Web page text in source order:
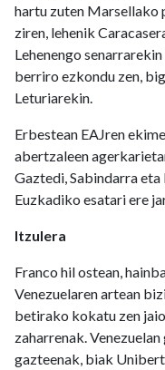
hartu zuten Marsellako
ziren, lehenik
Lehenengo
berriro ezkondu zen,
Leturiarekin.
Erbestean EAJren
abertzaleen
Gaztedi, Sabindarra
Euzkadiko esatari ere
Itzulera
Franco hil ostean,
Venezuelaren artean
betirako kokatu zen
zaharrenak.
gazteenak, biak